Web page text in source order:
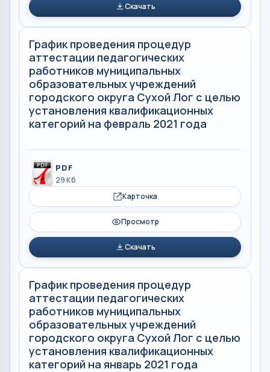
Скачать
График проведения процедур
аттестации педагогических
работников муниципальных
образовательных учреждений
городского округа Сухой Лог с целью
установления квалификационных
категорий на февраль 2021 года
PDF
29 Кб
Карточка
Просмотр
Скачать
График проведения процедур
аттестации педагогических
работников муниципальных
образовательных учреждений
городского округа Сухой Лог с целью
установления квалификационных
категорий на январь 2021 года